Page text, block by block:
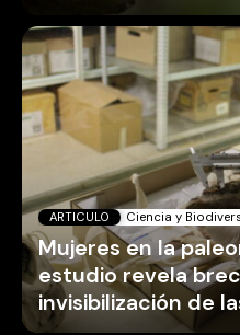
ARTICULO Ciencia y
Mujeres en la
estudio revela
invisibilización de